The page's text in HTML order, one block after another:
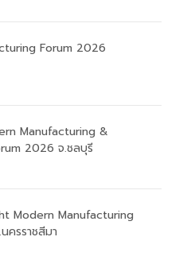
Forum 2026
Manufacturing &
2026 จ.ชลบุรี
Modern Manufacturing
ครราชสีมา